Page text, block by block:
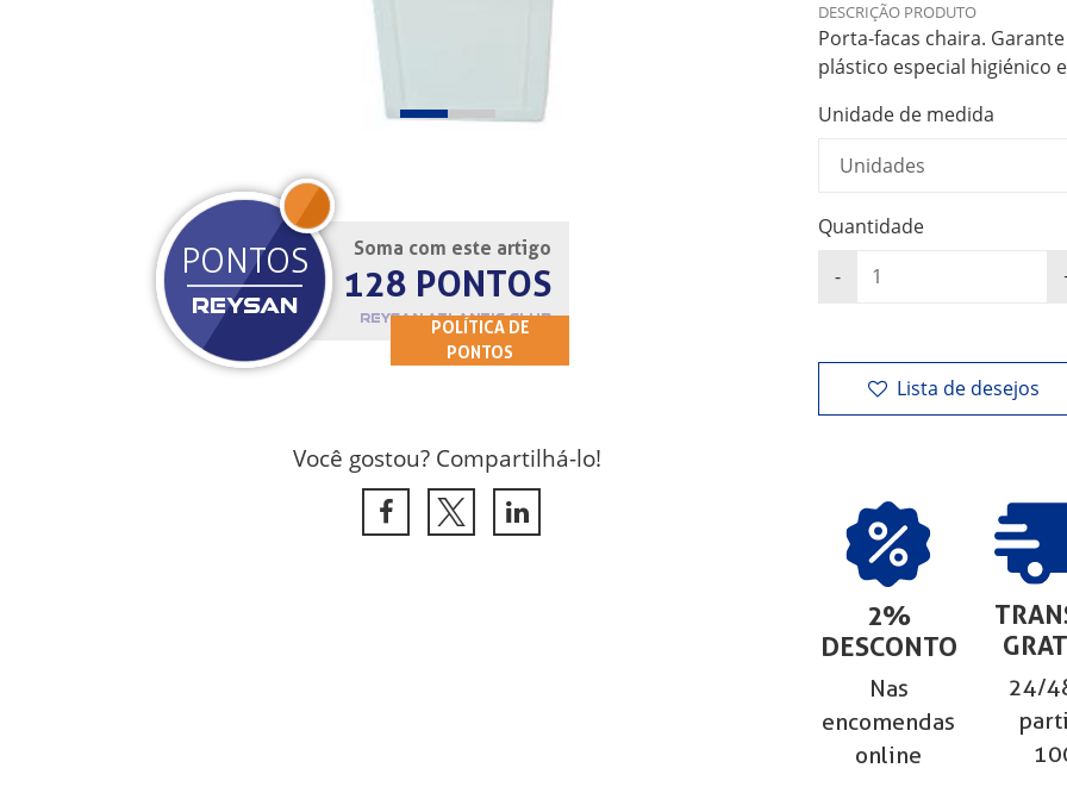
Soma com este artigo
128 PONTOS
REYSAN ATLANTIC CLUB
POLÍTICA DE
PONTOS
PONTOS
REYSAN
JOIN
Você gostou? Compartilhá-lo!
DESCRIÇÃO PRODUTO
Porta-facas chaira.
plástico especial higiénico
Unidade de medida
Quantidade
Lista de desejos
2%
DESCONTO
Nas
encomendas
online
24/